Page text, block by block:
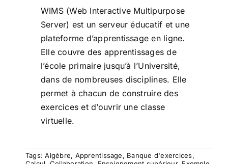
WIMS (Web Interactive Multipurpose
Server) est un serveur éducatif et une
plateforme d’apprentissage en ligne.
Elle couvre des apprentissages de
l’école primaire jusqu’à l’Université,
dans de nombreuses disciplines. Elle
permet à chacun de construire des
exercices et d’ouvrir une classe
virtuelle.
Tags:Algèbre, Apprentissage, Banque d'exercices,